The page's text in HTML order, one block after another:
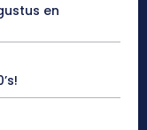
en